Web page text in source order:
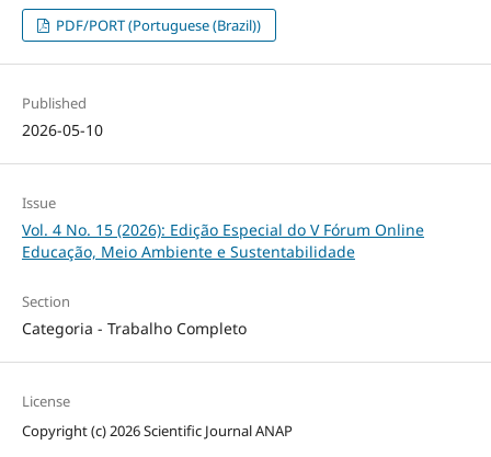
PDF/PORT (Portuguese (Brazil))
Published
2026-05-10
Issue
Vol. 4 No. 15 (2026): Edição Especial do V Fórum Online
Educação, Meio Ambiente e Sustentabilidade
Section
Categoria - Trabalho Completo
License
Copyright (c) 2026 Scientific Journal ANAP